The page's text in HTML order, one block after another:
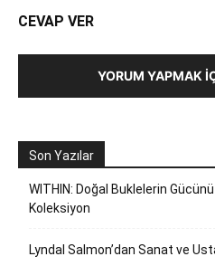
CEVAP VER
YORUM YAPMAK
Son Yazılar
WITHIN: Doğal Buklelerin
Koleksiyon
Lyndal Salmon’dan Sanat ve